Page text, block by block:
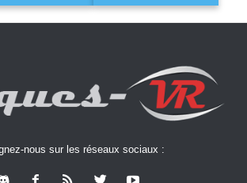
nous sur les réseaux sociaux :